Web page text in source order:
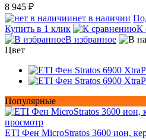
8 945 ₽
нет в наличии
Купить в 1 клик
К
В избранное
Цвет
Популярные
просмотр
ETI Фен MicroStratos 3600 ион,